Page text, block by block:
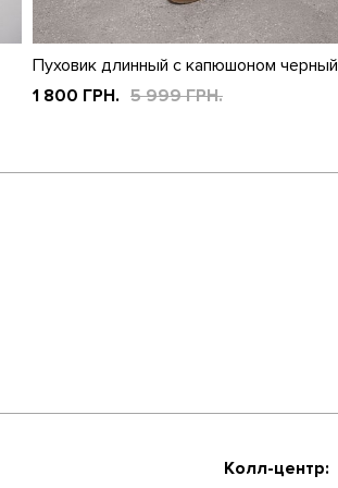
Пуховик длинный с капюшоном черный
1 800 ГРН. 5 999 ГРН.
Колл-центр: